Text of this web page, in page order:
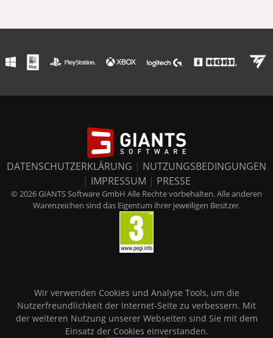
DATENSCHUTZERKLÄRUNG | NUTZUNGSBEDINGUNGEN
| IMPRESSUM | PRESSE
© 2026 GIANTS Software GmbH Alle Rechte vorbehalten. Alle anderen
Warenzeichen sind das Eigentum ihrer jeweiligen Besitzer.
Wir verwenden Cookies und Analyse Tools, um die
Nutzerfreundlichkeit der Internet-Seite zu verbessern. Mit
der weiteren Nutzung unserer Webseiten sind Sie mit dem
Einsatz der Cookies einverstanden.